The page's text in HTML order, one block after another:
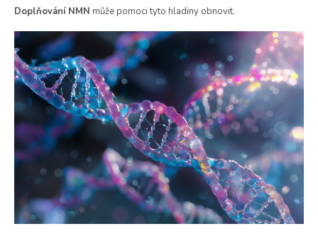
Doplňování NMN může pomoci tyto hladiny obnovit.